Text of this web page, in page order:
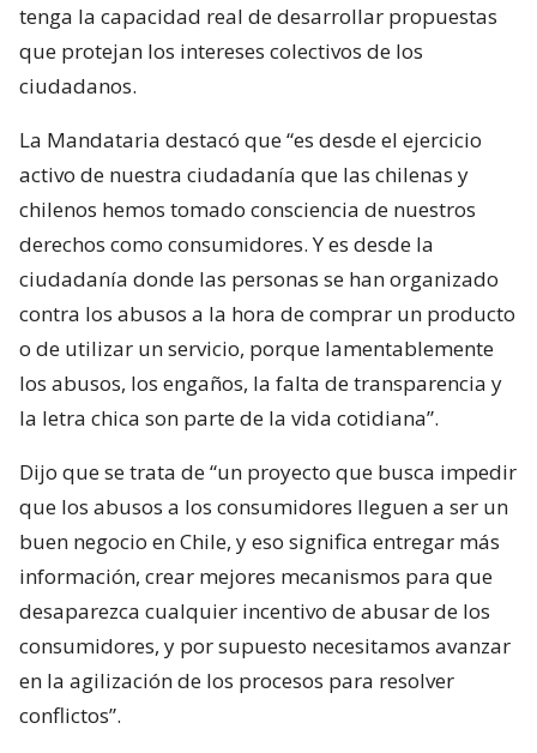
tenga la capacidad real de desarrollar propuestas
que protejan los intereses colectivos de los
ciudadanos.
La Mandataria destacó que “es desde el ejercicio
activo de nuestra ciudadanía que las chilenas y
chilenos hemos tomado consciencia de nuestros
derechos como consumidores. Y es desde la
ciudadanía donde las personas se han organizado
contra los abusos a la hora de comprar un producto
o de utilizar un servicio, porque lamentablemente
los abusos, los engaños, la falta de transparencia y
la letra chica son parte de la vida cotidiana”.
Dijo que se trata de “un proyecto que busca impedir
que los abusos a los consumidores lleguen a ser un
buen negocio en Chile, y eso significa entregar más
información, crear mejores mecanismos para que
desaparezca cualquier incentivo de abusar de los
consumidores, y por supuesto necesitamos avanzar
en la agilización de los procesos para resolver
conflictos”.